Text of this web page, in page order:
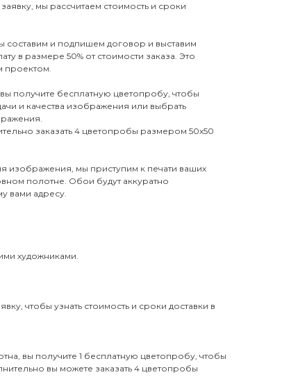
мы рассчитаем стоимость и сроки
составим и подпишем договор и выставим
в размере 50% от стоимости заказа. Это
проектом.
получите бесплатную цветопробу, чтобы
и качества изображения или выбрать
заказать 4 цветопробы размером 50х50
изображения, мы приступим к печати ваших
полотне. Обои будут аккуратно
вами адресу.
художниками.
чтобы узнать стоимость и сроки доставки в
вы получите 1 бесплатную цветопробу, чтобы
вы можете заказать 4 цветопробы